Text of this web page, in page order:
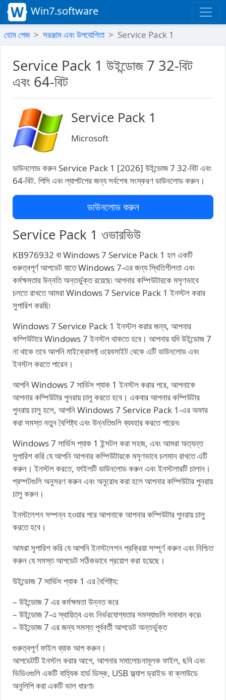
Win7.software
হোম পেজ সরঞ্জাম এবং উপযোগিতা Service Pack 1
Service Pack 1 উইন্ডোজ 7 32-বিট
এবং 64-বিট
Service Pack 1
Microsoft
ডাউনলোড করুন Service Pack 1 [2026] উইন্ডোজ 7 32-বিট এবং
64-বিট. পিসি এবং ল্যাপটপের জন্য সর্বশেষ সংস্করণ ডাউনলোড করুন।
ডাউনলোড করুন
Service Pack 1 ওভারভিউ
KB976932 বা Windows 7 Service Pack 1 হল একটি
গুরুত্বপূর্ণ আপডেট যাতে Windows 7-এর জন্য স্থিতিশীলতা এবং
কর্মক্ষমতার উন্নতি অন্তর্ভুক্ত রয়েছে৷ আপনার কম্পিউটারকে মসৃণভাবে
চলতে রাখতে আমরা Windows 7 Service Pack 1 ইনস্টল করার
সুপারিশ করছি৷
Windows 7 Service Pack 1 ইনস্টল করার জন্য, আপনার
কম্পিউটারে Windows 7 ইনস্টল থাকতে হবে। আপনার যদি উইন্ডোজ 7
না থাকে তবে আপনি মাইক্রোসফ্ট ওয়েবসাইট থেকে এটি ডাউনলোড এবং
ইনস্টল করতে পারেন।
আপনি Windows 7 সার্ভিস প্যাক 1 ইনস্টল করার পরে, আপনাকে
আপনার কম্পিউটার পুনরায় চালু করতে হবে। একবার আপনার কম্পিউটার
পুনরায় চালু হলে, আপনি Windows 7 Service Pack 1-এর অফার
করা সমস্ত নতুন বৈশিষ্ট্য এবং উন্নতিগুলি ব্যবহার করতে পারেন৷
Windows 7 সার্ভিস প্যাক 1 ইন্সটল করা সহজ, এবং আমরা অত্যন্ত
সুপারিশ করি যে আপনি আপনার কম্পিউটারকে মসৃণভাবে চলমান রাখতে এটি
করুন। ইনস্টল করতে, ফাইলটি ডাউনলোড করুন এবং ইনস্টলারটি চালান।
প্রম্পটগুলি অনুসরণ করুন এবং অনুরোধ করা হলে আপনার কম্পিউটার পুনরায়
চালু করুন।
ইনস্টলেশন সম্পন্ন হওয়ার পরে আপনাকে আপনার কম্পিউটার পুনরায় চালু
করতে হবে।
আমরা সুপারিশ করি যে আপনি ইনস্টলেশন প্রক্রিয়া সম্পূর্ণ করুন এবং নিশ্চিত
করুন যে সমস্ত আপডেট সঠিকভাবে প্রয়োগ করা হয়েছে।
উইন্ডোজ 7 সার্ভিস প্যাক 1 এর বৈশিষ্ট্য:
– উইন্ডোজ 7 এর কর্মক্ষমতা উন্নত করে
– উইন্ডোজ 7-এ স্থায়িত্ব এবং নির্ভরযোগ্যতার সমস্যাগুলি সমাধান করে৷
– উইন্ডোজ 7 এর জন্য সমস্ত পূর্ববর্তী আপডেট অন্তর্ভুক্ত
গুরুত্বপূর্ণ ফাইল ব্যাক আপ করুন।
আপডেটটি ইনস্টল করার আগে, আপনার সমালোচনামূলক ফাইল, ছবি এবং
ভিডিওগুলি একটি বাহ্যিক হার্ড ডিস্ক, USB ফ্ল্যাশ ড্রাইভ বা ক্লাউডে
অনুলিপি করা একটি ভাল ধারণা৷